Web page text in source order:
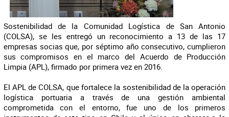
Sostenibilidad de la Comunidad Logística de San Antonio
(COLSA), se les entregó un reconocimiento a 13 de las 17
empresas socias que, por séptimo año consecutivo, cumplieron
sus compromisos en el marco del Acuerdo de Producción
Limpia (APL), firmado por primera vez en 2016.
El APL de COLSA, que fortalece la sostenibilidad de la operación
logística portuaria a través de una gestión ambiental
comprometida con el entorno, fue uno de los primeros